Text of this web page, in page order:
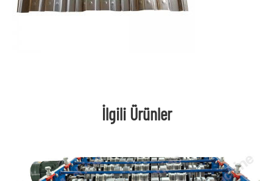
İlgili Ürünler